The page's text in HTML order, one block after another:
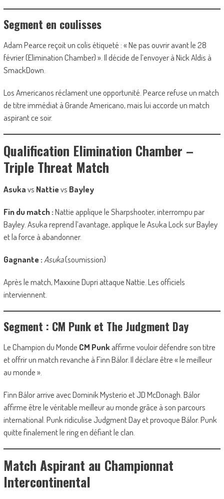
Segment en coulisses
Adam Pearce reçoit un colis étiqueté : « Ne pas ouvrir avant le 28
février (Elimination Chamber) ». Il décide de l’envoyer à Nick Aldis à
SmackDown.
Los Americanos réclament une opportunité. Pearce refuse un match
de titre immédiat à Grande Americano, mais lui accorde un match
aspirant ce soir.
Qualification Elimination Chamber –
Triple Threat Match
Asukavs Nattievs Bayley
Fin du match :Nattie applique le Sharpshooter, interrompu par
Bayley. Asuka reprend l’avantage, applique le Asuka Lock sur Bayley
et la force à abandonner.
Gagnante :Asuka(soumission)
Après le match, Maxxine Dupri attaque Nattie. Les officiels
interviennent.
Segment : CM Punk et The Judgment Day
Le Champion du Monde CM Punkaffirme vouloir défendre son titre
et offrir un match revanche à Finn Bálor. Il déclare être « le meilleur
au monde ».
Finn Bálor arrive avec Dominik Mysterio et JD McDonagh. Bálor
affirme être le véritable meilleur au monde grâce à son parcours
international. Punk ridiculise Judgment Day et provoque Bálor. Punk
quitte finalement le ring en défiant le clan.
Match Aspirant au Championnat
Intercontinental